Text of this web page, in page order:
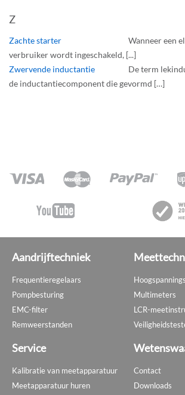
Z
Zachte starter
Wanneer een
verbruiker wordt ingeschakeld, [...]
Zwervende inductantie
De term
de inductantiecomponent die gevormd […]
Aandrijftechniek
Frequentieregelaars
Pompbesturing
EMC-filter
Remweerstanden
Multimeters
LCR-
Service
Kalibratie van meetapparatuur
Meetapparatuur huren
Contact
Downloads